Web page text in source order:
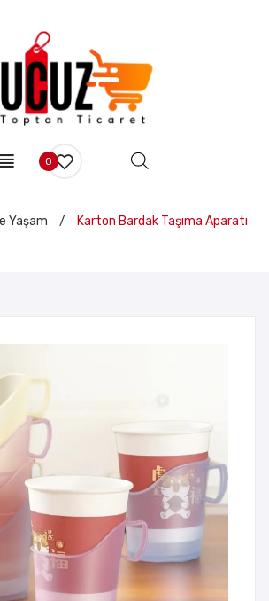
0
Yaşam /
Karton Bardak Taşıma Aparatı